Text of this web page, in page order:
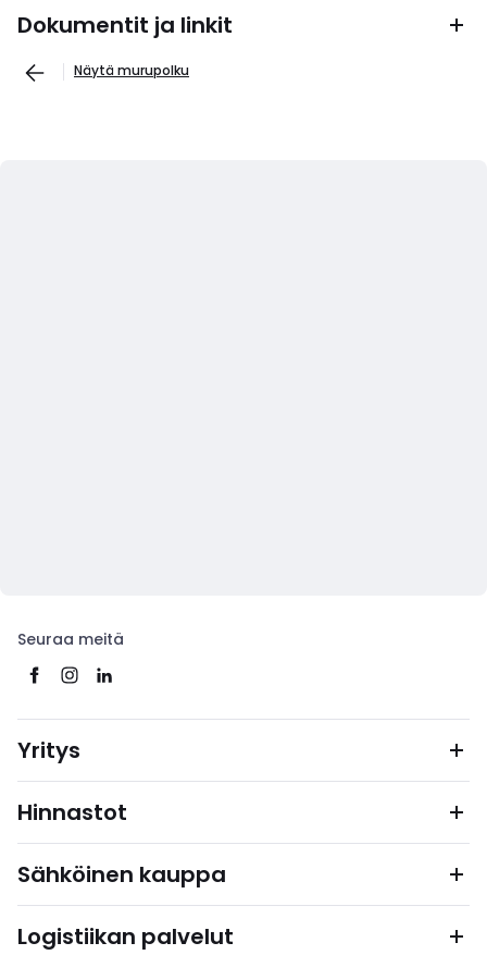
Dokumentit ja linkit
Näytä murupolku
Seuraa meitä
Yritys
Hinnastot
Sähköinen kauppa
Logistiikan palvelut